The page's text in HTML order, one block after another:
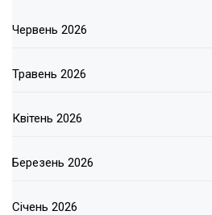
Червень 2026
Травень 2026
Квітень 2026
Березень 2026
Січень 2026